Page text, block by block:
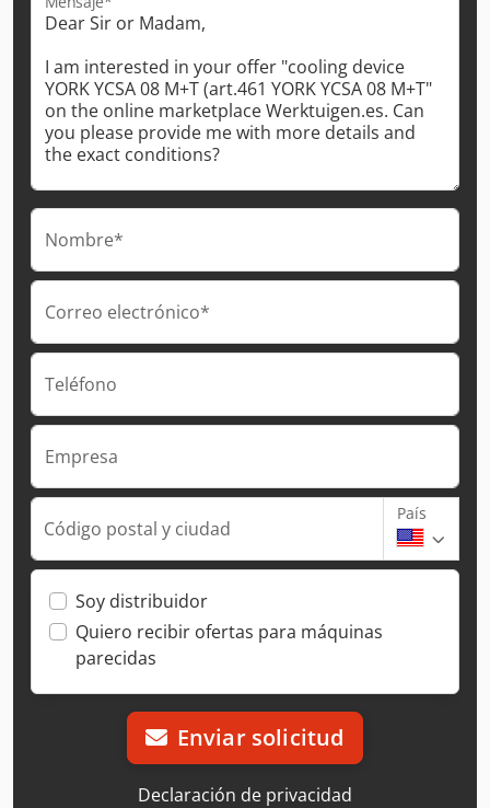
Nombre*
Correo electrónico*
Teléfono
Empresa
Código postal y ciudad
País
Soy distribuidor
Quiero recibir ofertas para máquinas
parecidas
Enviar solicitud
Declaración de privacidad